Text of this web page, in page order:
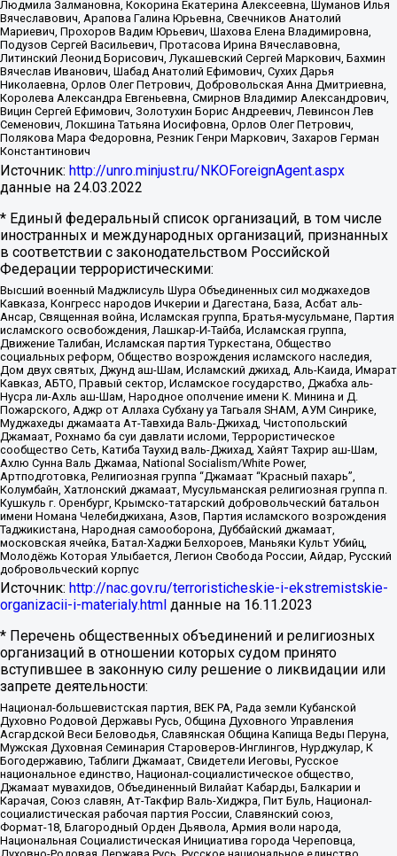
Людмила Залмановна, Кокорина Екатерина Алексеевна, Шуманов Илья
Вячеславович, Арапова Галина Юрьевна, Свечников Анатолий
Мариевич, Прохоров Вадим Юрьевич, Шахова Елена Владимировна,
Подузов Сергей Васильевич, Протасова Ирина Вячеславовна,
Литинский Леонид Борисович, Лукашевский Сергей Маркович, Бахмин
Вячеслав Иванович, Шабад Анатолий Ефимович, Сухих Дарья
Николаевна, Орлов Олег Петрович, Добровольская Анна Дмитриевна,
Королева Александра Евгеньевна, Смирнов Владимир Александрович,
Вицин Сергей Ефимович, Золотухин Борис Андреевич, Левинсон Лев
Семенович, Локшина Татьяна Иосифовна, Орлов Олег Петрович,
Полякова Мара Федоровна, Резник Генри Маркович, Захаров Герман
Константинович
Источник: http://unro.minjust.ru/NKOForeignAgent.aspx
данные на 24.03.2022
* Единый федеральный список организаций, в том числе
иностранных и международных организаций, признанных
в соответствии с законодательством Российской
Федерации террористическими:
Высший военный Маджлисуль Шура Объединенных сил моджахедов
Кавказа, Конгресс народов Ичкерии и Дагестана, База, Асбат аль-
Ансар, Священная война, Исламская группа, Братья-мусульмане, Партия
исламского освобождения, Лашкар-И-Тайба, Исламская группа,
Движение Талибан, Исламская партия Туркестана, Общество
социальных реформ, Общество возрождения исламского наследия,
Дом двух святых, Джунд аш-Шам, Исламский джихад, Аль-Каида, Имарат
Кавказ, АБТО, Правый сектор, Исламское государство, Джабха аль-
Нусра ли-Ахль аш-Шам, Народное ополчение имени К. Минина и Д.
Пожарского, Аджр от Аллаха Субхану уа Тагьаля SHAM, АУМ Синрике,
Муджахеды джамаата Ат-Тавхида Валь-Джихад, Чистопольский
Джамаат, Рохнамо ба суи давлати исломи, Террористическое
сообщество Сеть, Катиба Таухид валь-Джихад, Хайят Тахрир аш-Шам,
Ахлю Сунна Валь Джамаа, National Socialism/White Power,
Артподготовка, Религиозная группа “Джамаат “Красный пахарь”,
Колумбайн, Хатлонский джамаат, Мусульманская религиозная группа п.
Кушкуль г. Оренбург, Крымско-татарский добровольческий батальон
имени Номана Челебиджихана, Азов, Партия исламского возрождения
Таджикистана, Народная самооборона, Дуббайский джамаат,
московская ячейка, Батал-Хаджи Белхороев, Маньяки Культ Убийц,
Молодёжь Которая Улыбается, Легион Свобода России, Айдар, Русский
добровольческий корпус
Источник: http://nac.gov.ru/terroristicheskie-i-ekstremistskie-
organizacii-i-materialy.html данные на 16.11.2023
* Перечень общественных объединений и религиозных
организаций в отношении которых судом принято
вступившее в законную силу решение о ликвидации или
запрете деятельности:
Национал-большевистская партия, ВЕК РА, Рада земли Кубанской
Духовно Родовой Державы Русь, Община Духовного Управления
Асгардской Веси Беловодья, Славянская Община Капища Веды Перуна,
Мужская Духовная Семинария Староверов-Инглингов, Нурджулар, К
Богодержавию, Таблиги Джамаат, Свидетели Иеговы, Русское
национальное единство, Национал-социалистическое общество,
Джамаат мувахидов, Объединенный Вилайат Кабарды, Балкарии и
Карачая, Союз славян, Ат-Такфир Валь-Хиджра, Пит Буль, Национал-
социалистическая рабочая партия России, Славянский союз,
Формат-18, Благородный Орден Дьявола, Армия воли народа,
Национальная Социалистическая Инициатива города Череповца,